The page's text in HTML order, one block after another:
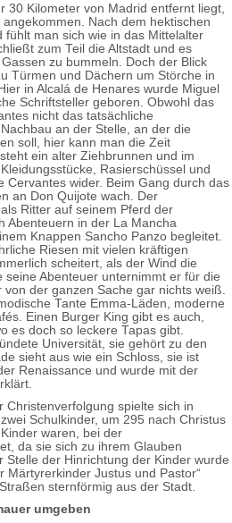
30 Kilometer von Madrid entfernt liegt,
Nach dem hektischen
man sich wie in das Mittelalter
zum Teil die Altstadt und es
zu bummeln. Doch der Blick
Türmen und Dächern um Störche in
in Alcalá de Henares wurde Miguel
Schriftsteller geboren. Obwohl das
nicht das tatsächliche
an der Stelle, an der die
soll, hier kann man die Zeit
ein alter Ziehbrunnen und im
Rasierschüssel und
Cervantes wider. Beim Gang durch das
an Don Quijote wach. Der
Ritter auf seinem Pferd der
Abenteuern in der La Mancha
Knappen Sancho Panzo begleitet.
Riesen mit vielen kräftigen
scheitert, als der Wind die
seine Abenteuer unternimmt er für die
der ganzen Sache gar nichts weiß.
Tante Emma-Läden, moderne
Einen Burger King gibt es auch,
es doch so leckere Tapas gibt.
Universität, sie gehört zu den
sieht aus wie ein Schloss, sie ist
Renaissance und wurde mit der
Christenverfolgung spielte sich in
Schulkinder, um 295 nach Christus
waren, bei der
da sie sich zu ihrem Glauben
Stelle der Hinrichtung der Kinder wurde
Märtyrerkinder Justus und Pastor“
sternförmig aus der Stadt.
umgeben